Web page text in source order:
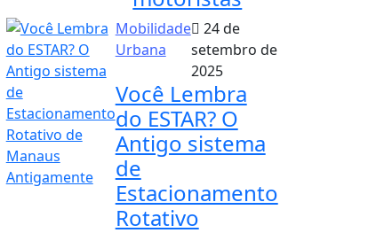
Mobilidade
Urbana
24 de
setembro de
2025
Você Lembra
do ESTAR? O
Antigo sistema
de
Estacionamento
Rotativo